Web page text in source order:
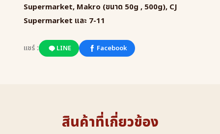
Supermarket, Makro (ขนาด 50g , 500g), CJ
Supermarket และ 7-11
แชร์ : LINE Facebook
สินค้าที่เกี่ยวข้อง